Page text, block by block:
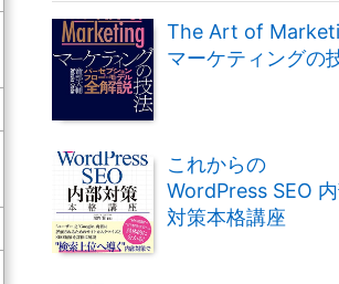
The Art of
マーケティングの
これからの
WordPress SEO
対策本格講座